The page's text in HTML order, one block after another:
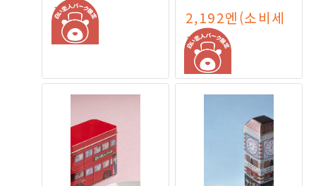
포함)
2,192엔(소비세
포함)